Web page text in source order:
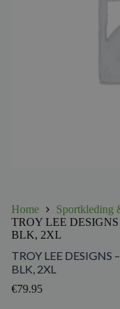
Home
Sportkleding
TROY LEE
BLK, 2XL
TROY LEE DESIGNS
BLK, 2XL
€79.95